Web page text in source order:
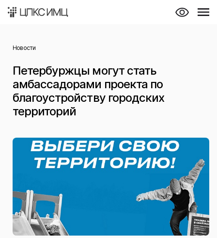
Новости
Петербуржцы могут стать
амбассадорами проекта по
благоустройству городских
территорий